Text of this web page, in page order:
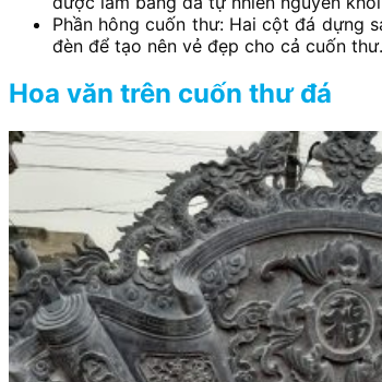
Phần hông cuốn thư: Hai cột đá dựng
đèn để tạo nên vẻ đẹp cho cả cuốn thư.
Hoa văn trên cuốn thư đá